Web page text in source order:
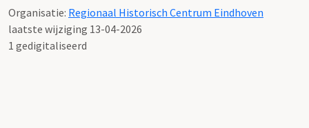
Organisatie: Regionaal Historisch Centrum Eindhoven
laatste wijziging 13-04-2026
1 gedigitaliseerd